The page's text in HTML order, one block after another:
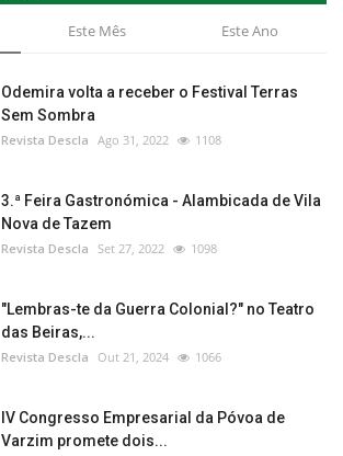
Este Mês Este Ano
Odemira volta a receber o Festival Terras
Sem Sombra
Revista Descla Ago 31, 2022 1108
3.ª Feira Gastronómica - Alambicada de Vila
Nova de Tazem
Revista Descla Set 27, 2022 1098
"Lembras-te da Guerra Colonial?" no Teatro
das Beiras,...
Revista Descla Out 21, 2024 1066
IV Congresso Empresarial da Póvoa de
Varzim promete dois...